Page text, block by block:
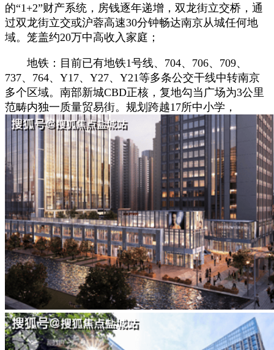
的“1+2”财产系统，房钱逐年递增，双龙街立交桥，通
过双龙街立交或沪蓉高速30分钟畅达南京从城任何地
域。笼盖约20万中高收入家庭；
地铁：目前已有地铁1号线、704、706、709、
737、764、Y17、Y27、Y21等多条公交干线中转南京
多个区域。南部新城CBD正核，复地勾当广场为3公里
范畴内独一质量贸易街。规划跨越17所中小学，